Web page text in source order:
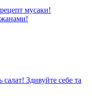
мусаки!
Здивуйте себе та